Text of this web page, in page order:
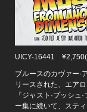
UICY-16441
ブルースのカヴァー·
リースされた、エア
『ジャスト·プッシ
ー集に続いて、ステ